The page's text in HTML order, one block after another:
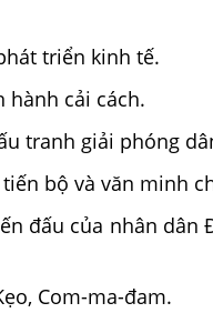
triển kinh tế.
hành cải cách.
tranh giải phóng
bộ và văn minh
đấu của nhân
Com-ma-đam.